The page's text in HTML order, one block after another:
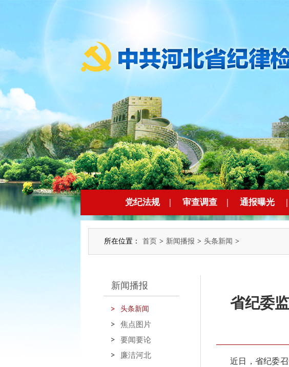
党纪法规 | 审查调查 | 通报曝光 |
所在位置： 首页 > 新闻播报 > 头条新闻 >
新闻播报
头条新闻
焦点图片
要闻要论
廉洁河北
省纪委
近日，省纪委召